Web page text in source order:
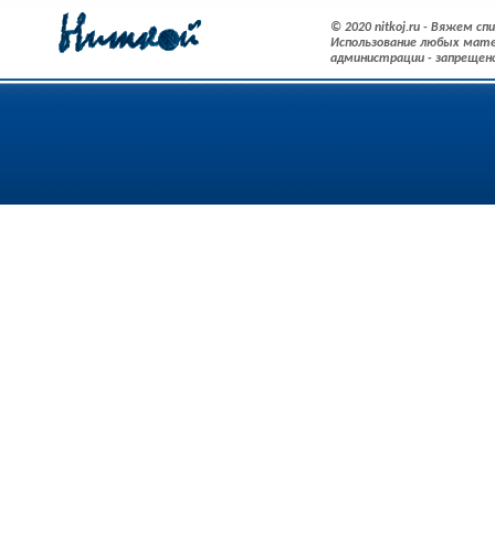
© 2020 nitkoj.ru - Вяжем
Использование любых
администрации -